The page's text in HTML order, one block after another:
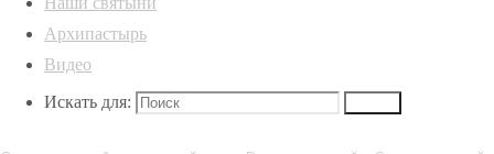
Архипастырь
Видео
Искать для:
соборе города
Россошь
lyielhinpwk5utpipnw799dtdzjekz78